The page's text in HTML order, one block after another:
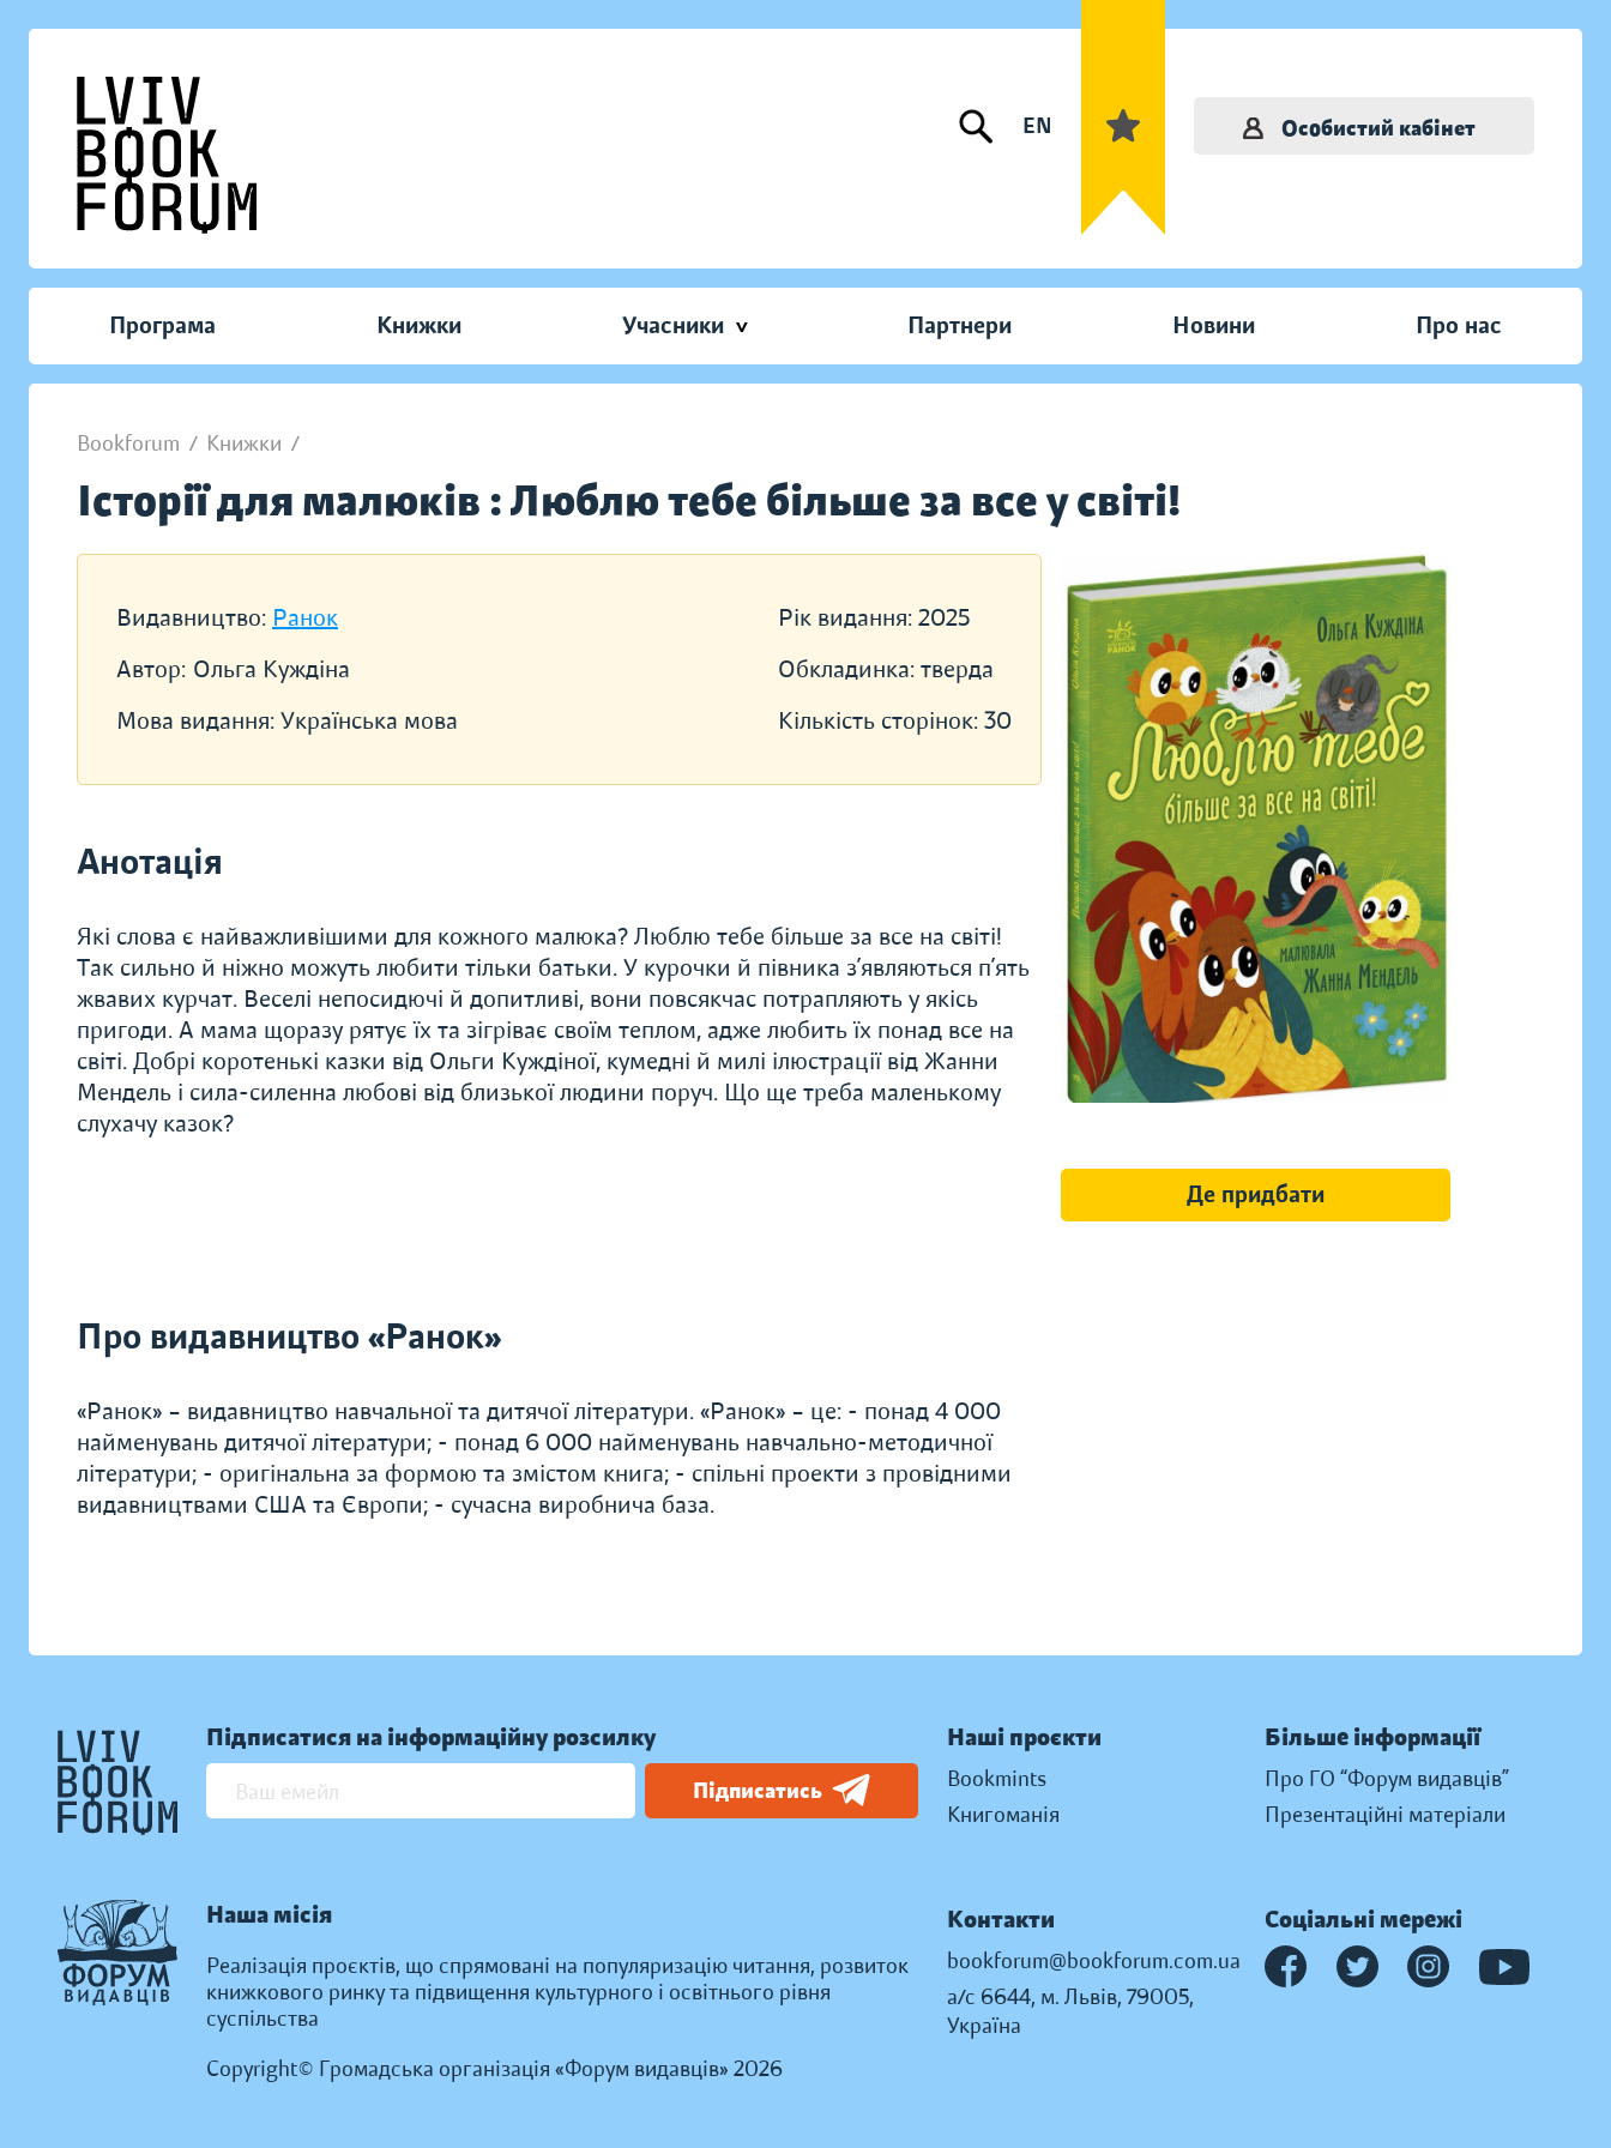
EN Особистий кабінет
Програма Книжки Учасники Партнери Новини Про нас
Bookforum / Книжки /
Історії для малюків : Люблю тебе більше за все у світі!
Видавництво: Ранок
Автор: Ольга Куждіна
Мова видання: Українська мова
Рік видання: 2025
Обкладинка: тверда
Кількість сторінок: 30
Анотація
Які слова є найважливішими для кожного малюка? Люблю тебе більше за все на світі!
Так сильно й ніжно можуть любити тільки батьки. У курочки й півника з’являються п’ять
жвавих курчат. Веселі непосидючі й допитливі, вони повсякчас потрапляють у якісь
пригоди. А мама щоразу рятує їх та зігріває своїм теплом, адже любить їх понад все на
світі. Добрі коротенькі казки від Ольги Куждіної, кумедні й милі ілюстрації від Жанни
Мендель і сила-силенна любові від близької людини поруч. Що ще треба маленькому
слухачу казок?
Про видавництво «Ранок»
«Ранок» – видавництво навчальної та дитячої літератури. «Ранок» – це: - понад 4 000
найменувань дитячої літератури; - понад 6 000 найменувань навчально-методичної
літератури; - оригінальна за формою та змістом книга; - спільні проекти з провідними
видавництвами США та Європи; - сучасна виробнича база.
Де придбати
Підписатися на інформаційну розсилку
Підписатись
Наша місія
Реалізація проєктів, що спрямовані на популяризацію читання, розвиток
книжкового ринку та підвищення культурного і освітнього рівня
суспільства
Copyright© Громадська організація «Форум видавців» 2026
Наші проєкти
Bookmints
Книгоманія
Більше інформації
Про ГО “Форум видавців”
Презентаційні матеріали
Контакти
bookforum@bookforum.com.ua
а/с 6644, м. Львів, 79005,
Україна
Соціальні мережі